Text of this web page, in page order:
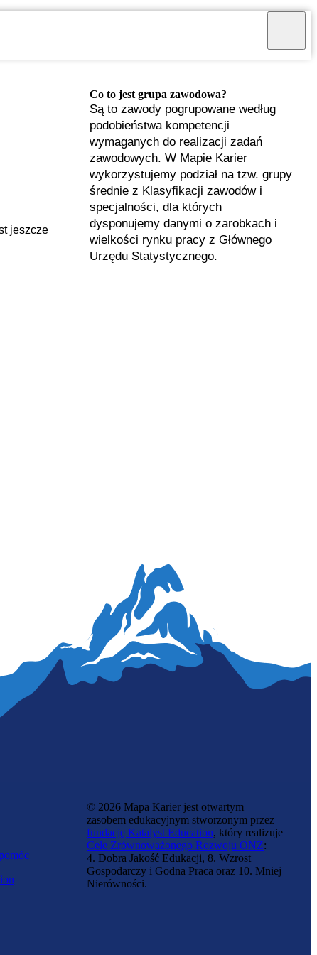
jeszcze
Co to jest grupa zawodowa?
Są to zawody pogrupowane według
podobieństwa kompetencji
wymaganych do realizacji zadań
zawodowych. W Mapie Karier
wykorzystujemy podział na tzw. grupy
średnie z Klasyfikacji zawodów i
specjalności, dla których
dysponujemy danymi o zarobkach i
wielkości rynku pracy z Głównego
Urzędu Statystycznego.
© 2026 Mapa Karier jest otwartym
zasobem edukacyjnym stworzonym przez
fundację Katalyst Education, który realizuje
Cele Zrównoważonego Rozwoju ONZ:
4. Dobra Jakość Edukacji, 8. Wzrost
Gospodarczy i Godna Praca oraz 10. Mniej
Nierówności.